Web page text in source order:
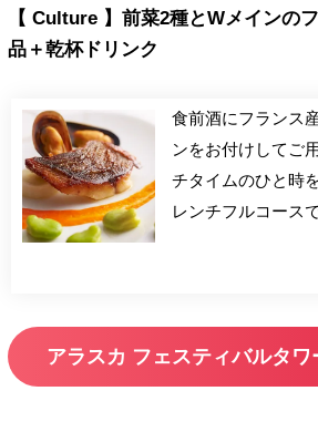
【 Culture 】前菜2種とWメインの
品＋乾杯ドリンク
食前酒にフランス
ンをお付けしてご
チタイムのひと時
レンチフルコース
アラスカ フェスティバルタワ